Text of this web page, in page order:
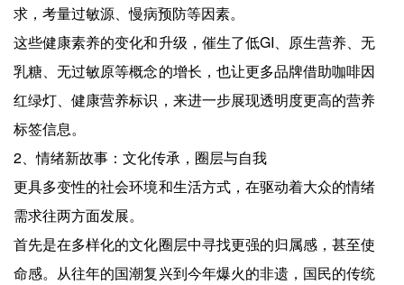
求，考量过敏源、慢病预防等因素。
这些健康素养的变化和升级，催生了低GI、原生营养、无
乳糖、无过敏原等概念的增长，也让更多品牌借助咖啡因
红绿灯、健康营养标识，来进一步展现透明度更高的营养
标签信息。
2、情绪新故事：文化传承，圈层与自我
更具多变性的社会环境和生活方式，在驱动着大众的情绪
需求往两方面发展。
首先是在多样化的文化圈层中寻找更强的归属感，甚至使
命感。从往年的国潮复兴到今年爆火的非遗，国民的传统